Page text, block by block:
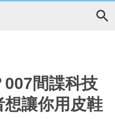
007間諜科技
讓你用皮鞋